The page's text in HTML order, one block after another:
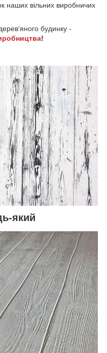
наших вільних виробничих
будинку -
!
який